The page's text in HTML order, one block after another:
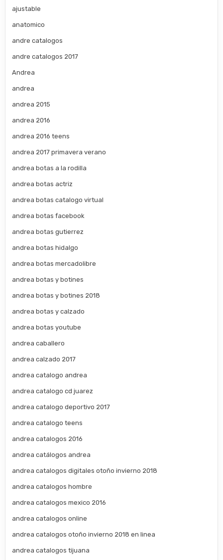
ajustable
anatomico
andre catalogos
andre catalogos 2017
Andrea
andrea
andrea 2015
andrea 2016
andrea 2016 teens
andrea 2017 primavera verano
andrea botas a la rodilla
andrea botas actriz
andrea botas catalogo virtual
andrea botas facebook
andrea botas gutierrez
andrea botas hidalgo
andrea botas mercadolibre
andrea botas y botines
andrea botas y botines 2018
andrea botas y calzado
andrea botas youtube
andrea caballero
andrea calzado 2017
andrea catalogo andrea
andrea catalogo cd juarez
andrea catalogo deportivo 2017
andrea catalogo teens
andrea catalogos 2016
andrea catálogos andrea
andrea catalogos digitales otoño invierno 2018
andrea catalogos hombre
andrea catalogos mexico 2016
andrea catalogos online
andrea catalogos otoño invierno 2018 en linea
andrea catalogos tijuana